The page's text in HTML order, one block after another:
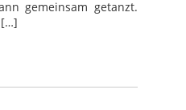
gemeinsam getanzt.
[…]